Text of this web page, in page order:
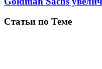
Статьи по Теме